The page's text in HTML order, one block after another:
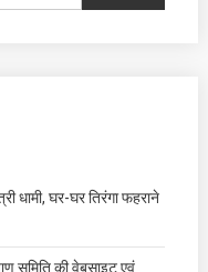
धामी, घर-घर तिरंगा फहराने
समिति की वेबसाइट एवं